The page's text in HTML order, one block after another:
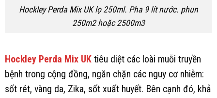
Hockley Perda Mix UK lọ 250ml. Pha 9 lít nước. phun
250m2 hoặc 2500m3
Hockley Perda Mix UK tiêu diệt các loài muỗi truyền
bệnh trong cộng đồng, ngăn chặn các nguy cơ nhiễm:
sốt rét, vàng da, Zika, sốt xuất huyết. Bên cạnh đó, khả